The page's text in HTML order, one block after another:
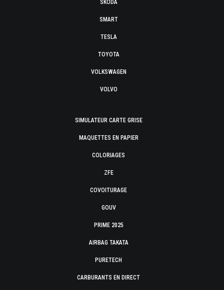
SKODA
SMART
TESLA
TOYOTA
VOLKSWAGEN
VOLVO
SIMULATEUR CARTE GRISE
MAQUETTES EN PAPIER
COLORIAGES
ZFE
COVOITURAGE
GOUV
PRIME 2025
AIRBAG TAKATA
PURETECH
CARBURANTS EN DIRECT